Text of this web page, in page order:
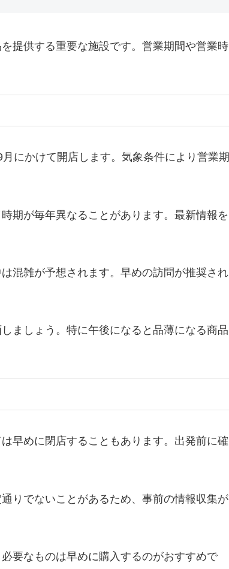
提供する重要な施設です。営業期間や営業時
にかけて開店します。気象条件により営業期
期が毎年異なることがあります。最新情報を
混雑が予想されます。早めの訪問が推奨され
ましょう。特に午後になると品薄になる商品
早めに閉店することもあります。出発前に確
りでないことがあるため、事前の情報収集が
要なものは早めに購入するのがおすすめで